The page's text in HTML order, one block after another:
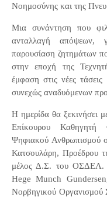
Νοημοσύνης και της
Μια συνάντηση που
ανταλλαγή απόψεων,
παρουσίαση ζητημάτων
στην εποχή της
έμφαση στις νέες
συνεχώς αναδυόμενων
Η ημερίδα θα ξεκινήσει
Επίκουρου Καθηγητή
Ψηφιακού Ανθρωπισμού
Κατσουλάρη, Προέδρου
μέλος Δ.Σ. του ΟΣΔΕΛ.
Hege Munch
Νορβηγικού Οργανισμού